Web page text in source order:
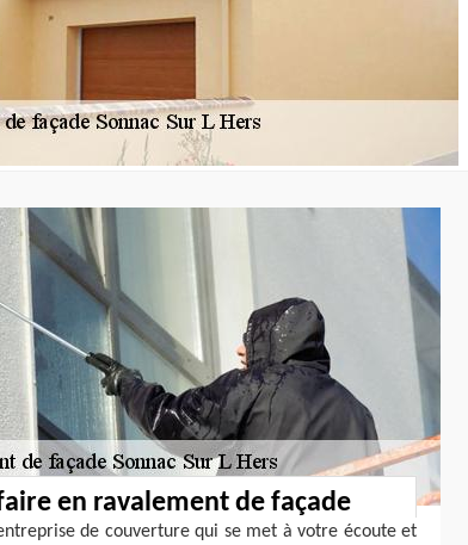
en ravalement de façade
de couverture qui se met à votre écoute et